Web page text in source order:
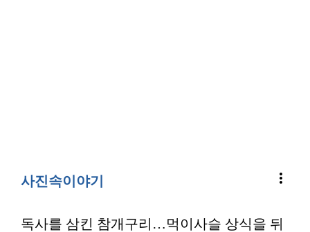
사진속이야기 more_vert
독사를 삼킨 참개구리…먹이사슬 상식을 뒤